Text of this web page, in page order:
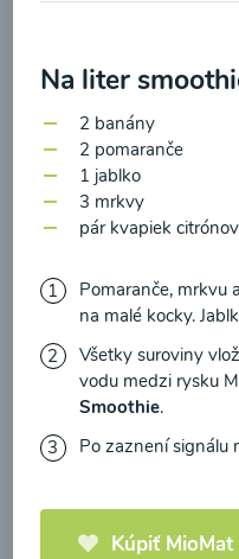
Na liter
2 banány
2 pomaranče
1 jablko
3 mrkvy
pár kvapiek
Pomaranče, mrkvu
na malé kocky.
Všetky suroviny
vodu medzi rysku
Smoothie.
Po zaznení signálu
Kúpiť MioMat
údajova súhlasím s